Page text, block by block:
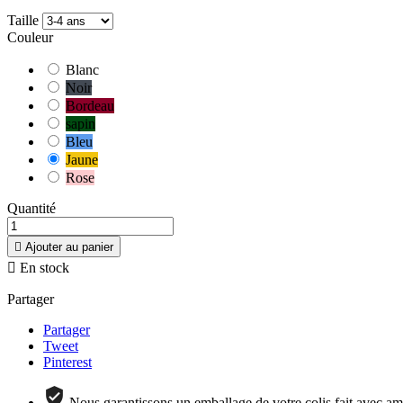
Taille
Couleur
Blanc
Noir
Bordeau
sapin
Bleu
Jaune
Rose
Quantité
 Ajouter au panier
 En stock
Partager
Partager
Tweet
Pinterest